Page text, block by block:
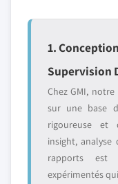
1.
Supervision
Chez GMI,
sur une base
rigoureuse et
insight,
rapports est
expérimentés